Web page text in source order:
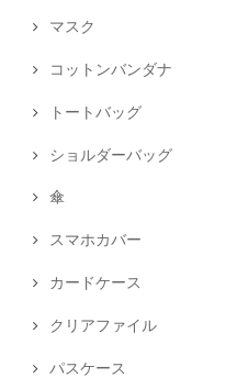
マスク
コットンバンダナ
トートバッグ
ショルダーバッグ
傘
スマホカバー
カードケース
クリアファイル
パスケース